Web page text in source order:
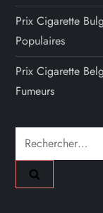
Prix Cigarette
Populaires
Prix Cigarette
Fumeurs
Rechercher :